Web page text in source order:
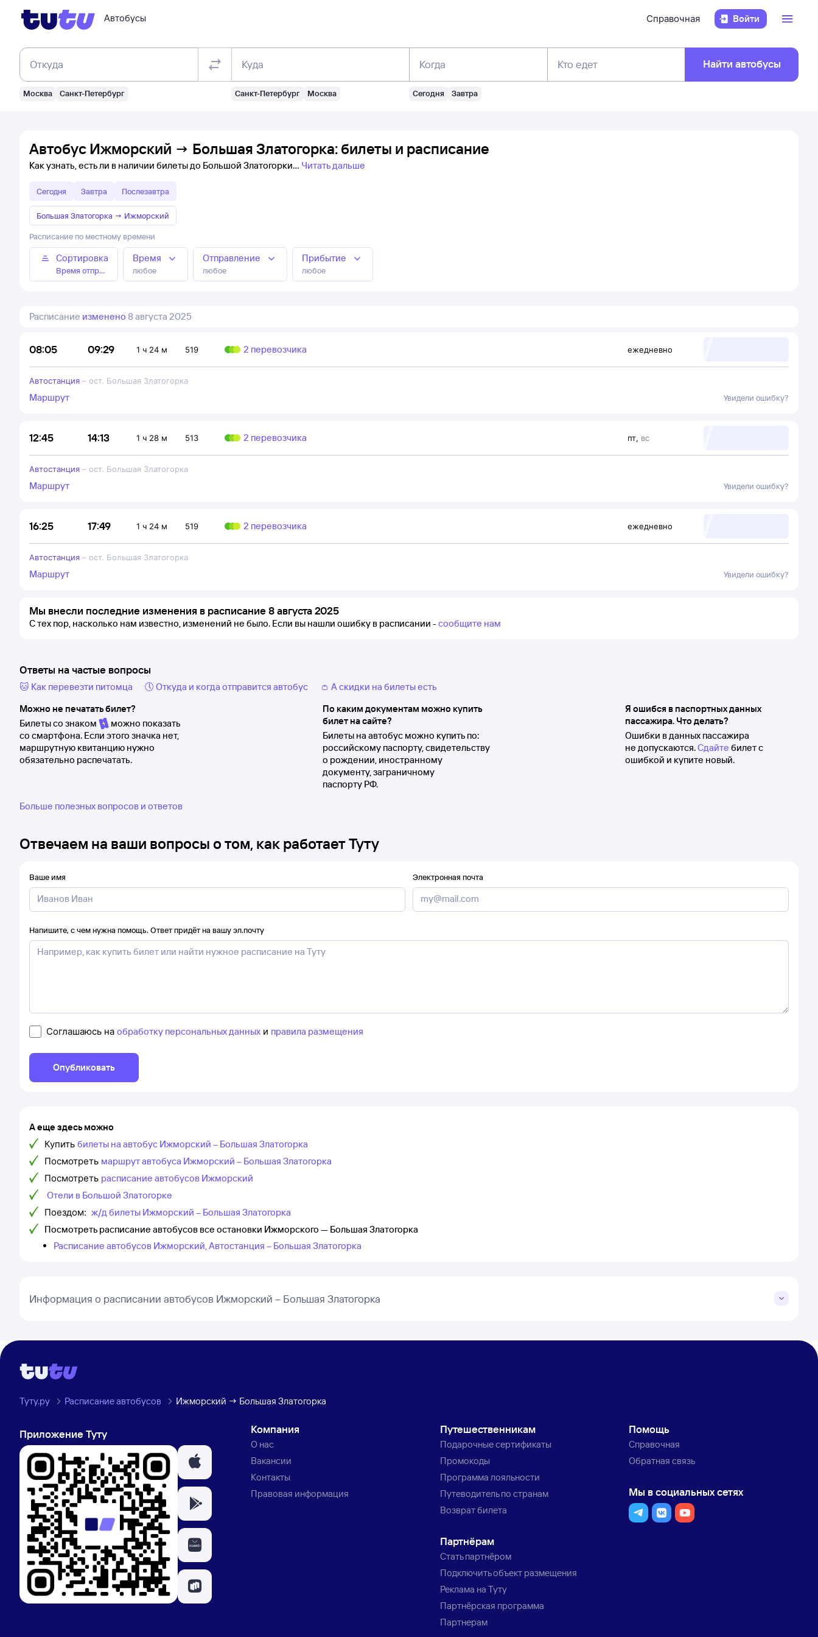
Автобусы Справочная Войти
Откуда
Москва Санкт-Петербург
Куда
Санкт-Петербург Москва
Когда
Сегодня Завтра
Кто едет Найти автобусы
Автобус Ижморский → Большая Златогорка: билеты и расписание
Как узнать, есть ли в наличии билеты до Большой Златогорки Читать дальше
Сегодня Завтра Послезавтра
Большая Златогорка → Ижморский
Расписание по местному времени
Сортировка
Время отправления
Время
любое
Отправление
любое
Прибытие
любое
Расписание изменено 8 августа 2025
08:05 09:29 1 ч 24 м 519 2 перевозчика ежедневно
Автостанция – ост. Большая Златогорка
Маршрут Увидели ошибку?
12:45 14:13 1 ч 28 м 513 2 перевозчика пт, вс
Автостанция – ост. Большая Златогорка
Маршрут Увидели ошибку?
16:25 17:49 1 ч 24 м 519 2 перевозчика ежедневно
Автостанция – ост. Большая Златогорка
Маршрут Увидели ошибку?
Мы внесли последние изменения в расписание 8 августа 2025
С тех пор, насколько нам известно, изменений не было. Если вы нашли ошибку в расписании -сообщите нам
Ответы на частые вопросы
🐱 Как перевезти питомца 🕔 Откуда и когда отправится автобус
👛 А скидки на билеты есть
Можно не печатать билет?
Билеты со знаком
можно показать
со смартфона. Если этого значка нет,
маршрутную квитанцию нужно
обязательно распечатать.
По каким документам можно купить
билет на сайте?
Билеты на автобус можно купить по:
российскому паспорту, свидетельству
о рождении, иностранному
документу, заграничному
паспорту РФ.
Я ошибся в паспортных данных
пассажира. Что делать?
Ошибки в данных пассажира
не допускаются.Сдайте билет с
ошибкой и купите новый.
Больше полезных вопросов и ответов
Отвечаем на ваши вопросы о том, как работает Туту
Ваше имя Электронная почта
Напишите, с чем нужна помощь. Ответ придёт на вашу эл.почту
Соглашаюсь на обработку персональных данных и правила размещения
Опубликовать
А еще здесь можно
Купить билеты на автобус Ижморский – Большая Златогорка
Посмотреть маршрут автобуса Ижморский – Большая Златогорка
Посмотреть расписание автобусов Ижморский
Отели в Большой Златогорке
Поездом: ж/д билеты Ижморский – Большая Златогорка
Посмотреть расписание автобусов все остановки Ижморского — Большая Златогорка
Расписание автобусов Ижморский, Автостанция – Большая Златогорка
Информация о расписании автобусов Ижморский – Большая Златогорка
Туту.ру Расписание автобусов Ижморский → Большая Златогорка
Приложение Туту Компания
О нас
Вакансии
Контакты
Правовая информация
Путешественникам
Подарочные сертификаты
Промокоды
Программа лояльности
Путеводитель по странам
Возврат билета
Партнёрам
Стать партнёром
Подключить объект размещения
Реклама на Туту
Партнёрская программа
Партнерам
Помощь
Справочная
Обратная связь
Мы в социальных сетях